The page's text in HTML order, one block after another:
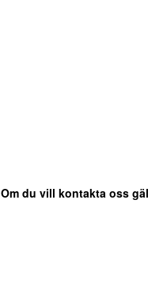
Om du vill kontakta oss